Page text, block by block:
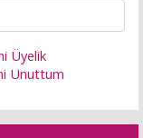
Üyelik
Unuttum